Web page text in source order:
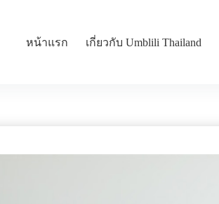
หน้าแรก เกี่ยวกับ Umblili Thailand